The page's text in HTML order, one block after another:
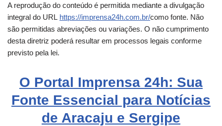
A reprodução do conteúdo é permitida mediante a divulgação
integral do URL https://imprensa24h.com.br/como fonte. Não
são permitidas abreviações ou variações. O não cumprimento
desta diretriz poderá resultar em processos legais conforme
previsto pela lei.
O Portal Imprensa 24h: Sua
Fonte Essencial para Notícias
de Aracaju e Sergipe